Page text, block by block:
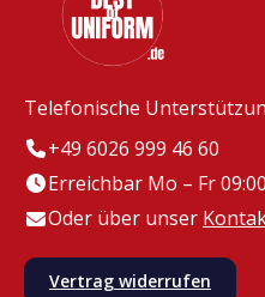
Telefonische
+49 6026 999 46 60
Erreichbar Mo – Fr
Oder über unser
Vertrag widerrufen